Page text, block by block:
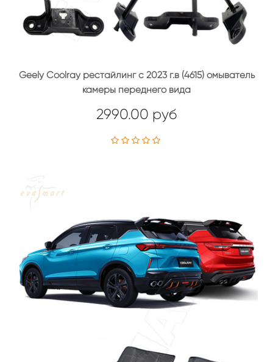
Geely Coolray рестайлинг с 2023 г.в (4615) омыватель
камеры переднего вида
2990.00 руб